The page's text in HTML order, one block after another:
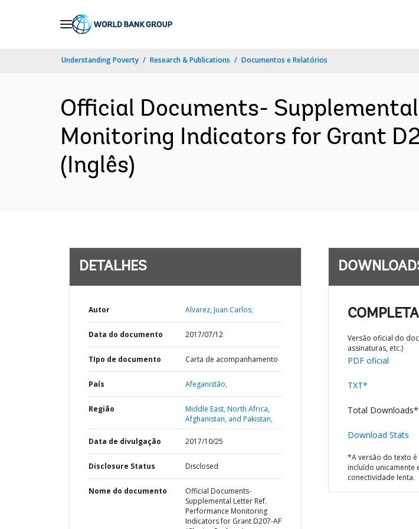
Understanding Poverty Research & Publications Documentos e Relatórios
Official Documents-
Monitoring Indicators for Grant
(Inglês)
DETALHES
Autor Alvarez, Juan Carlos;
Data do documento 2017/07/12
TIpo de documento Carta de acompanhamento
País Afeganistão,
Região
Middle East, North Africa,
Afghanistan, and Pakistan,
Data de divulgação 2017/10/25
Disclosure Status Disclosed
Nome do documento
Official Documents-
Supplemental Letter Ref.
Performance Monitoring
Indicators for Grant D207-AF
Versão oficial do
assinaturas, etc.)
PDF oficial
TXT*
Total
Download Stats
*A versão do texto é
incluído unicamente
conectividade lenta.